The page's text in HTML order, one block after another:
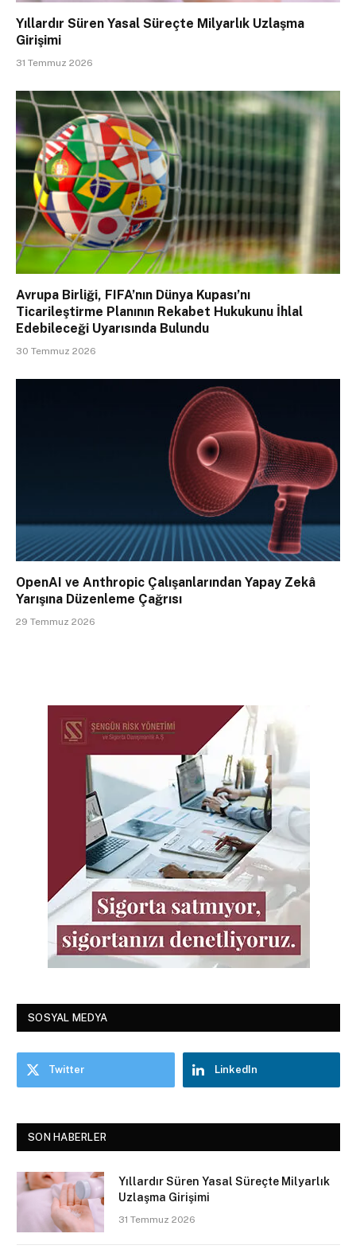
Yıllardır Süren Yasal Süreçte Milyarlık Uzlaşma
Girişimi
31 Temmuz 2026
Avrupa Birliği, FIFA’nın Dünya Kupası’nı
Ticarileştirme Planının Rekabet Hukukunu İhlal
Edebileceği Uyarısında Bulundu
30 Temmuz 2026
OpenAI ve Anthropic Çalışanlarından Yapay Zekâ
Yarışına Düzenleme Çağrısı
29 Temmuz 2026
SOSYAL MEDYA
Twitter LinkedIn
SON HABERLER
Yıllardır Süren Yasal Süreçte Milyarlık
Uzlaşma Girişimi
31 Temmuz 2026